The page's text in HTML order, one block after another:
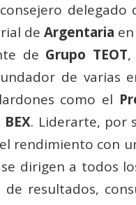
delegado
deArgentaria
de Grupo TEOT,
de varias
como el
. Liderarte, por
rendimiento con
dirigen a todos
de resultados,